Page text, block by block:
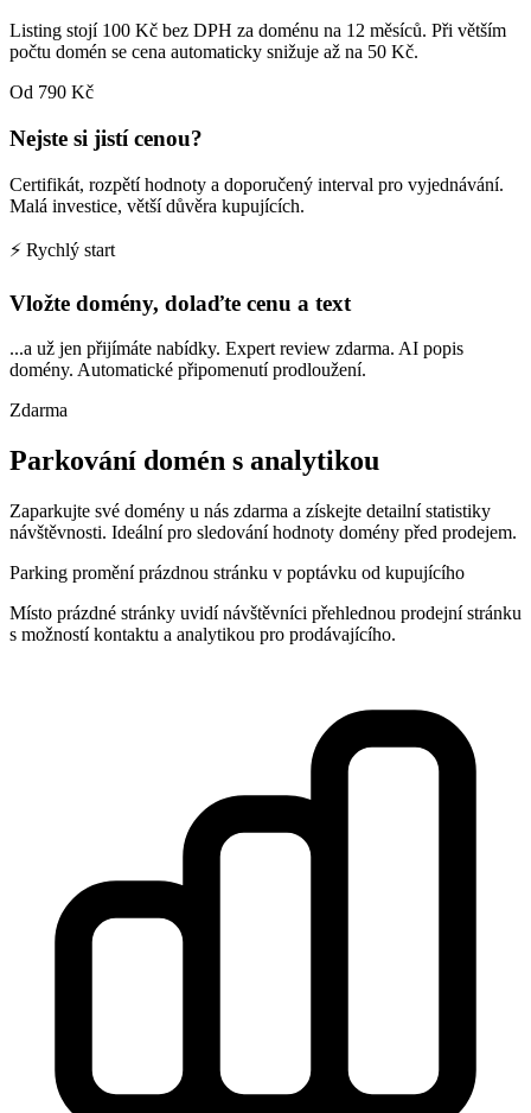
Listing stojí 100 Kč bez DPH za doménu na 12 měsíců. Při větším
počtu domén se cena automaticky snižuje až na 50 Kč.
Od 790 Kč
Nejste si jistí cenou?
Certifikát, rozpětí hodnoty a doporučený interval pro vyjednávání.
Malá investice, větší důvěra kupujících.
⚡ Rychlý start
Vložte domény, dolaďte cenu a text
...a už jen přijímáte nabídky. Expert review zdarma. AI popis
domény. Automatické připomenutí prodloužení.
Zdarma
Parkování domén s analytikou
Zaparkujte své domény u nás zdarma a získejte detailní statistiky
návštěvnosti. Ideální pro sledování hodnoty domény před prodejem.
Parking promění prázdnou stránku v poptávku od kupujícího
Místo prázdné stránky uvidí návštěvníci přehlednou prodejní stránku
s možností kontaktu a analytikou pro prodávajícího.